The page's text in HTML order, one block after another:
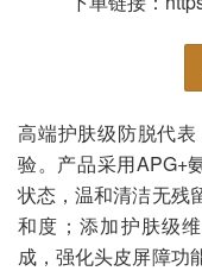
高端护肤级防脱代
验。产品采用APG+
状态，温和清洁无残
和度；添加护肤级
成，强化头皮屏障功